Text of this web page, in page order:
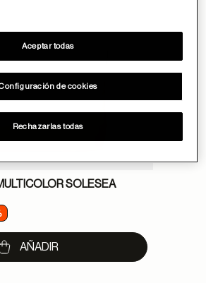
SOLESEA
from
AÑADIR
de cookies
Rechazarlas todas
Aceptar todas